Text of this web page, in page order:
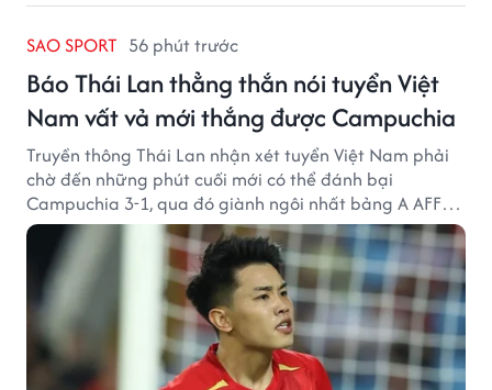
SAO SPORT 56 phút trước
Báo Thái Lan thẳng thắn nói tuyển Việt
Nam vất vả mới thắng được Campuchia
Truyền thông Thái Lan nhận xét tuyển Việt Nam phải
chờ đến những phút cuối mới có thể đánh bại
Campuchia 3-1, qua đó giành ngôi nhất bảng A AFF
Cup 2026.